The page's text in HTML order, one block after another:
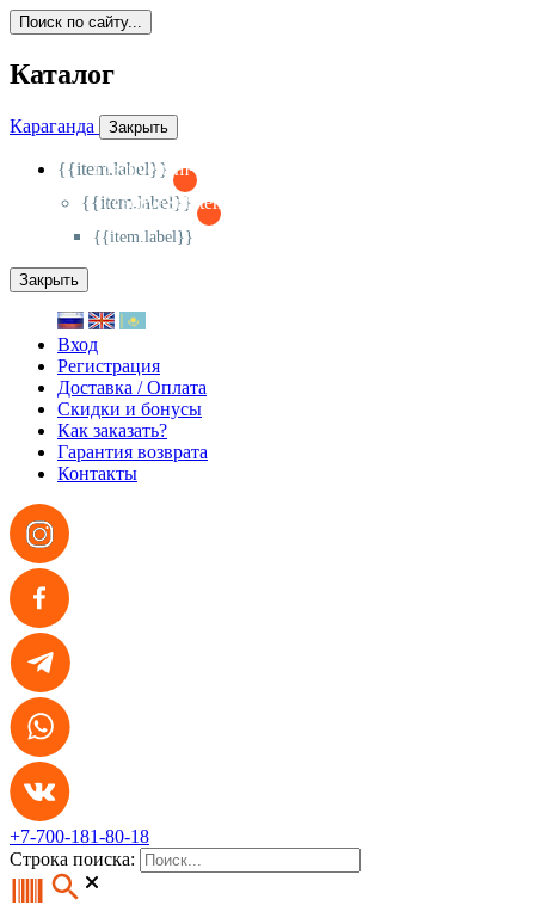
Поиск по сайту...
Каталог
Караганда Закрыть
{{item.label}}
{{activeItem==item.id?'-
{{item.label}}
{{activeSubitem==item.id?'-
{{item.label}}
Закрыть
Вход
Регистрация
Доставка / Оплата
Скидки и бонусы
Как заказать?
Гарантия возврата
Контакты
+7-700-181-80-18
Строка поиска: